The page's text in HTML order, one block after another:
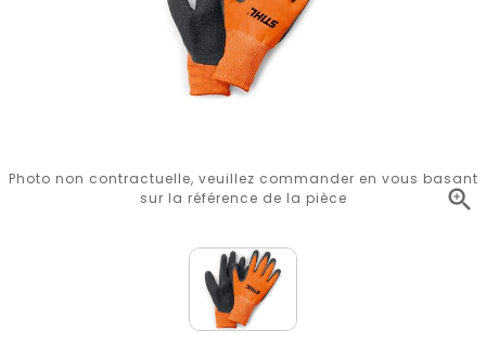

Photo non contractuelle, veuillez commander en vous basant
sur la référence de la pièce